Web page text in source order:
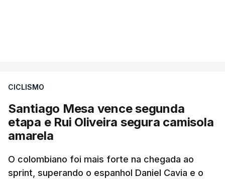
CICLISMO
Santiago Mesa vence segunda
etapa e Rui Oliveira segura camisola
amarela
O colombiano foi mais forte na chegada ao
sprint, superando o espanhol Daniel Cavia e o